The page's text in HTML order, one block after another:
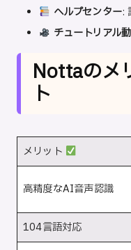
ヘルプセンター:
チュートリアル
Nottaのメ
ト
メリット
高精度なAI音声認識
104言語対応